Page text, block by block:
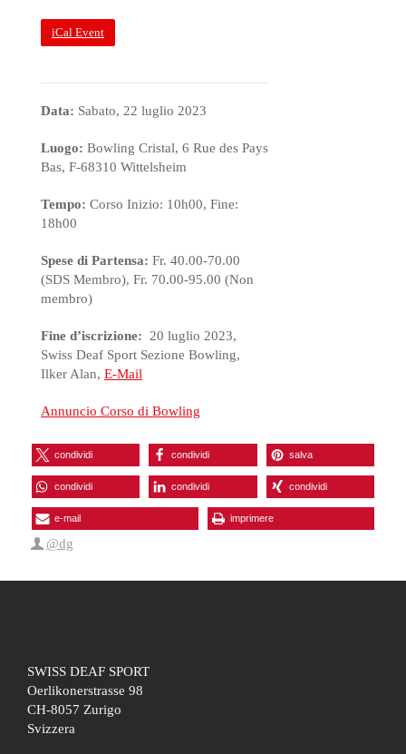
Data: Sabato, 22 luglio 2023
Luogo: Bowling Cristal, 6 Rue des Pays
Bas, F-68310 Wittelsheim
Tempo: Corso Inizio: 10h00, Fine:
18h00
Spese di Partensa: Fr. 40.00-70.00
(SDS Membro), Fr. 70.00-95.00 (Non
membro)
Fine d’iscrizione:
20 luglio 2023,
Swiss Deaf Sport Sezione Bowling,
Ilker Alan, E-Mail
Annuncio Corso di Bowling
iCal Event
condividi condividi salva
condividi condividi condividi
e-mail imprimere
@dg
SWISS DEAF SPORT
Oerlikonerstrasse 98
CH-8057 Zurigo
Svizzera